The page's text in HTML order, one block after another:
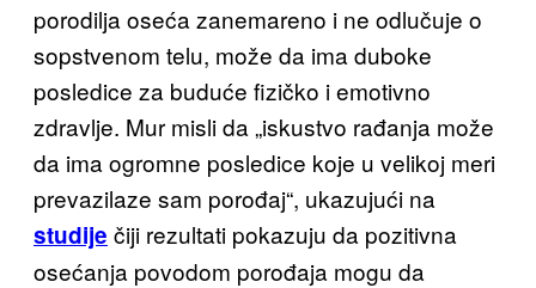
porodilja oseća zanemareno i ne odlučuje o
sopstvenom telu, može da ima duboke
posledice za buduće fizičko i emotivno
zdravlje. Mur misli da „iskustvo rađanja može
da ima ogromne posledice koje u velikoj meri
prevazilaze sam porođaj“, ukazujući na
studije čiji rezultati pokazuju da pozitivna
osećanja povodom porođaja mogu da